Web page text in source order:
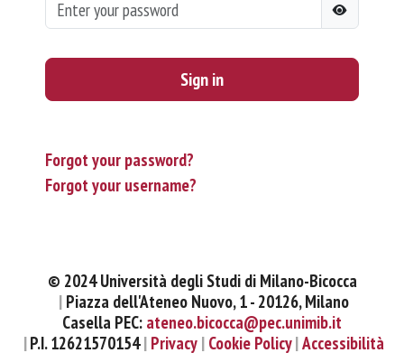
Sign in
Forgot your password?
Forgot your username?
© 2024 Università degli Studi di Milano-Bicocca
Piazza dell'Ateneo Nuovo, 1 - 20126, Milano
Casella PEC: ateneo.bicocca@pec.unimib.it
P.I. 12621570154 Privacy Cookie Policy Accessibilità